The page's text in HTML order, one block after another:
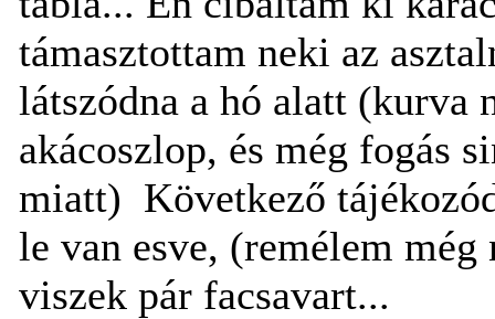
támasztottam neki az
látszódna a hó alatt (kurva
akácoszlop, és még fogás
miatt) Következő
le van esve, (remélem
viszek pár facsavart...